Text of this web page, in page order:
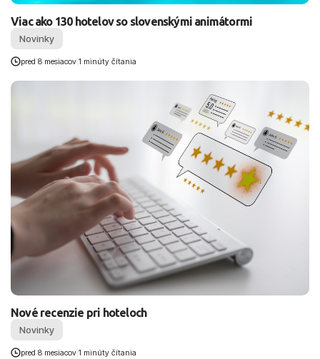
Viac ako 130 hotelov so slovenskými animátormi
Novinky
pred 8 mesiacov 1 minúty čítania
Nové recenzie pri hoteloch
Novinky
pred 8 mesiacov 1 minúty čítania